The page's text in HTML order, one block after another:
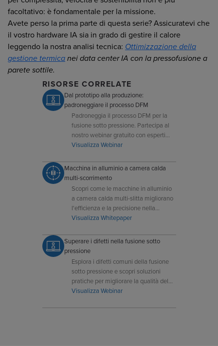
facoltativo: è fondamentale per la missione.
Avete perso la prima parte di questa serie? Assicuratevi che
il vostro hardware IA sia in grado di gestire il calore
leggendo la nostra analisi tecnica: Ottimizzazione della
gestione termicanei data center IA con la pressofusione a
parete sottile.
RISORSE CORRELATE
Dal prototipo alla produzione:
padroneggiare il processo DFM
Padroneggia il processo DFM per la
fusione sotto pressione. Partecipa al
nostro webinar gratuito con esperti
Dynacast per imparare a ottimizzare i
il tuo time-to-market.
Visualizza Webinar
Macchina in alluminio a camera calda
multi-scorrimento
Scopri come le macchine in alluminio
a camera calda multi-slitta migliorano
l'efficienza e la precisione nella
pressofusione.
Visualizza Whitepaper
Superare i difetti nella fusione sotto
pressione
Esplora i difetti comuni della fusione
sotto pressione e scopri soluzioni
pratiche per migliorare la qualità del
prodotto.
Visualizza Webinar